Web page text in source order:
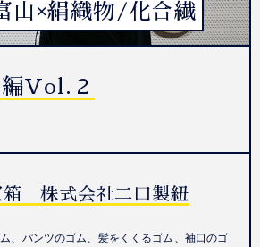
山×絹織物/化合繊
Vol.２
箱 株式会社二口製紐
、パンツのゴム、髪をくくるゴム、袖口のゴ